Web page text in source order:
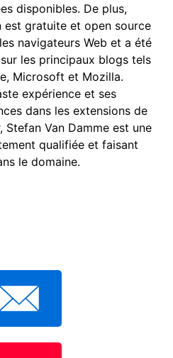
disponibles. De plus,
est gratuite et open source
navigateurs Web et a été
les principaux blogs tels
Microsoft et Mozilla.
expérience et ses
dans les extensions de
Stefan Van Damme est une
qualifiée et faisant
le domaine.